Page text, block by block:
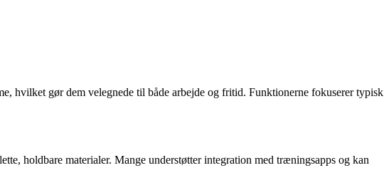
hvilket gør dem velegnede til både arbejde og fritid. Funktionerne fokuserer typisk
holdbare materialer. Mange understøtter integration med træningsapps og kan